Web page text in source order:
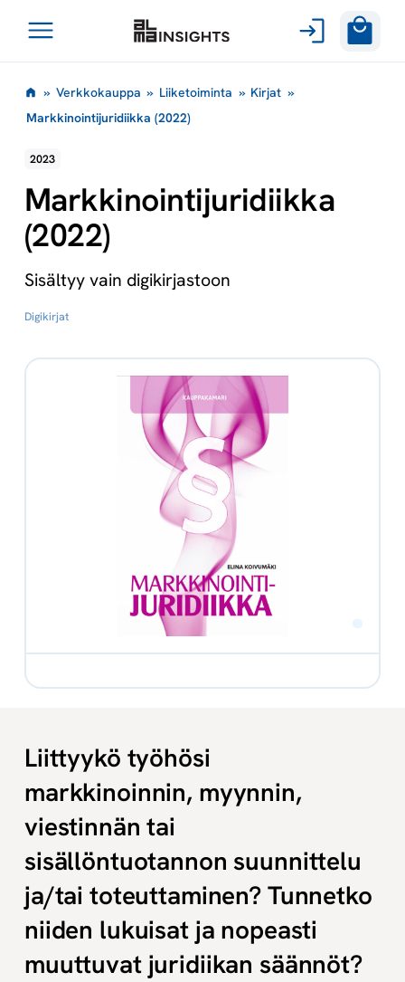
sisältöön
Avaa
» Verkkokauppa » Liiketoiminta » Kirjat »
Markkinointijuridiikka (2022)
2023
Markkinointijuridiikka
(2022)
Sisältyy vain digikirjastoon
Digikirjat
Liittyykö työhösi
markkinoinnin, myynnin,
viestinnän tai
sisällöntuotannon suunnittelu
ja/tai toteuttaminen? Tunnetko
niiden lukuisat ja nopeasti
muuttuvat juridiikan säännöt?